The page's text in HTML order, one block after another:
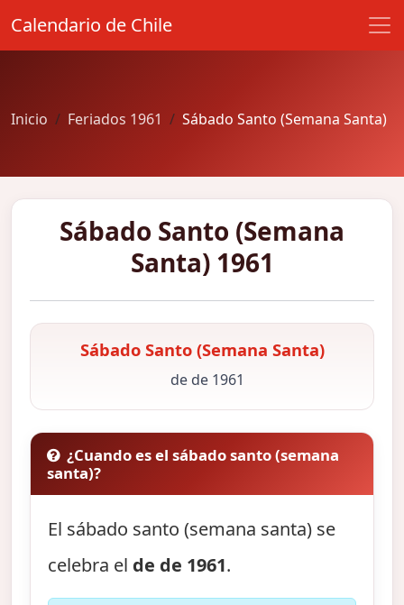
Calendario de Chile
Inicio Feriados 1961 Sábado Santo (Semana Santa)
Sábado Santo (Semana
Santa) 1961
Sábado Santo (Semana Santa)
de de 1961
¿Cuando es el sábado santo (semana
santa)?
El sábado santo (semana santa) se
celebra el de de 1961.